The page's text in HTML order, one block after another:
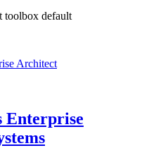
Architect
Enterprise